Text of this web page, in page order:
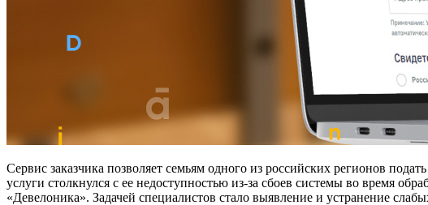
Сервис заказчика позволяет семьям одного из российских регионов
услуги столкнулся с ее недоступностью из-за сбоев системы во время
«Девелоника». Задачей специалистов стало выявление и устранение